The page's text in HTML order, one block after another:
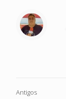
Antigos